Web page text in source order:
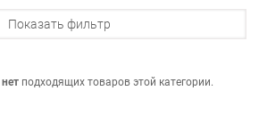
Показать фильтр
нет подходящих товаров этой категории.